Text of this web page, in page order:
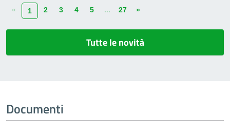
« 1 2 3 4 5 ... 27 »
Tutte le novità
Documenti